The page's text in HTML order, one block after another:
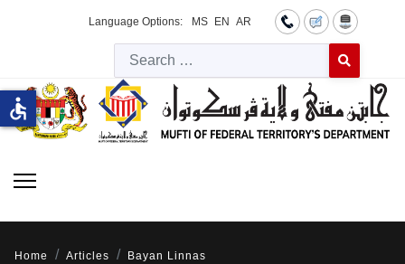
Language Options: MS EN AR
Type 2 or
Home Articles
Bayan Linnas
accessible